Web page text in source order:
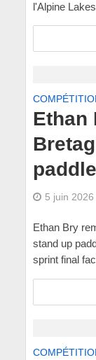
l'Alpine
Ethan
paddle
5 juin 2026
Ethan Bry
stand up
sprint final